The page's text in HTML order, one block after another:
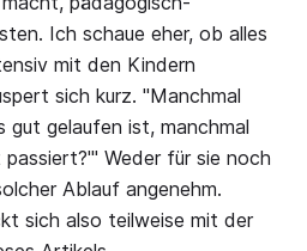
Ich schaue eher, ob alles
mit den Kindern
sich kurz. "Manchmal
gut gelaufen ist, manchmal
Weder für sie noch
Ablauf angenehm.
sich also teilweise mit der